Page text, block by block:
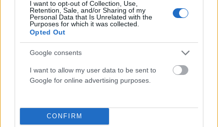
I want to opt-out of Collection, Use,
Retention, Sale, and/or Sharing of my
Personal Data that Is Unrelated with the
Purposes for which it was collected.
Opted Out
Google consents
I want to allow my user data to be sent to
Google for online advertising purposes.
CONFIRM